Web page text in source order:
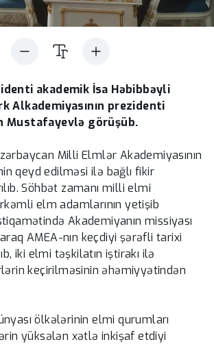
akademik İsa Həbibbəyli
Alkademiyasının prezidenti
Mustafayevlə görüşüb.
Milli Elmlər Akademiyasının
qeyd edilməsi ilə bağlı fikir
Söhbət zamanı milli elmi
elm adamlarının yetişib
Akademiyanın missiyası
AMEA-nın keçdiyi şərəfli tarixi
iki elmi təşkilatın iştirakı ilə
keçirilməsinin əhəmiyyətindən
ölkələrinin elmi qurumları
yüksələn xətlə inkişaf etdiyi